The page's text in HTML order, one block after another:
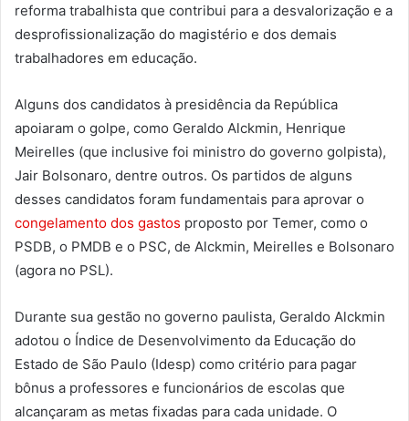
reforma trabalhista que contribui para a desvalorização e a
desprofissionalização do magistério e dos demais
trabalhadores em educação.
Alguns dos candidatos à presidência da República
apoiaram o golpe, como Geraldo Alckmin, Henrique
Meirelles (que inclusive foi ministro do governo golpista),
Jair Bolsonaro, dentre outros. Os partidos de alguns
desses candidatos foram fundamentais para aprovar o
congelamento dos gastos proposto por Temer, como o
PSDB, o PMDB e o PSC, de Alckmin, Meirelles e Bolsonaro
(agora no PSL).
Durante sua gestão no governo paulista, Geraldo Alckmin
adotou o Índice de Desenvolvimento da Educação do
Estado de São Paulo (Idesp) como critério para pagar
bônus a professores e funcionários de escolas que
alcançaram as metas fixadas para cada unidade. O